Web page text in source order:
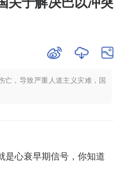
亡，导致严重人道主义灾难，国
是心衰早期信号，你知道